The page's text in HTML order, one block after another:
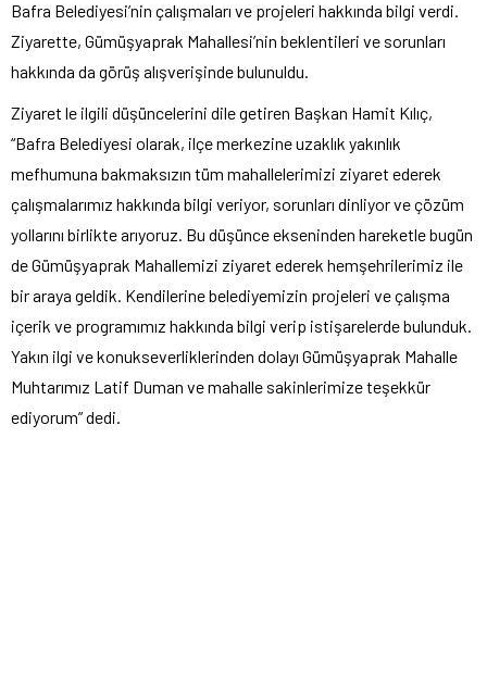
Bafra Belediyesi’nin çalışmaları ve projeleri hakkında bilgi verdi.
Ziyarette, Gümüşyaprak Mahallesi’nin beklentileri ve sorunları
hakkında da görüş alışverişinde bulunuldu.
Ziyaret le ilgili düşüncelerini dile getiren Başkan Hamit Kılıç,
“Bafra Belediyesi olarak, ilçe merkezine uzaklık yakınlık
mefhumuna bakmaksızın tüm mahallelerimizi ziyaret ederek
çalışmalarımız hakkında bilgi veriyor, sorunları dinliyor ve çözüm
yollarını birlikte arıyoruz. Bu düşünce ekseninden hareketle bugün
de Gümüşyaprak Mahallemizi ziyaret ederek hemşehrilerimiz ile
bir araya geldik. Kendilerine belediyemizin projeleri ve çalışma
içerik ve programımız hakkında bilgi verip istişarelerde bulunduk.
Yakın ilgi ve konukseverliklerinden dolayı Gümüşyaprak Mahalle
Muhtarımız Latif Duman ve mahalle sakinlerimize teşekkür
ediyorum” dedi.